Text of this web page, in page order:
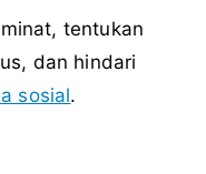
tentukan
dan hindari
sosial.